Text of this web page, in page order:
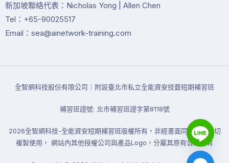
新加坡聯絡代表：Nicholas Yong | Allen Chen
Tel：+65-90025517
Email：sea@ainetwork-training.com
全智網科技股份有限公司｜附設臺北市私立全能資安技藝短期補習班
補習班證號: 北市補習班證字第8118號
2026全智網科技-全能資安短期補習班版權所有，非經書面同意禁止一切
複製使用， 網站內其他授權公司與產品Logo，分屬其原有公司所有